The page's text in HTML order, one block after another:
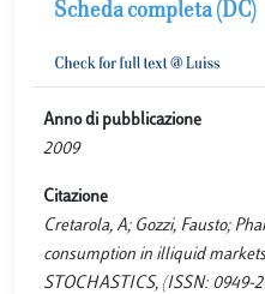
Scheda completa (DC)
Anno di pubblicazione
2009
Citazione
Cretarola, A; Gozzi, Fausto;
consumption in illiquid
STOCHASTICS, (ISSN: 0949-